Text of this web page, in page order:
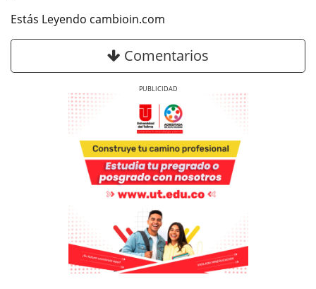
Estás Leyendo cambioin.com
Comentarios